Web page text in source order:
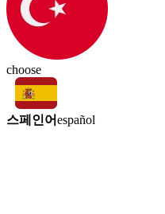
choose
스페인어español